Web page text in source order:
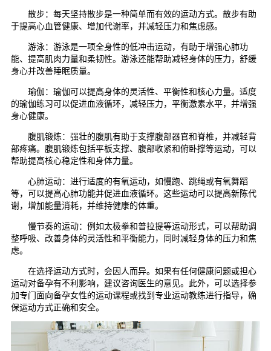
散步：每天坚持散步是一种简单而有效的运动方式。散步有助
于提高心血管健康、增加代谢率，并减轻压力和焦虑感。
游泳：游泳是一项全身性的低冲击运动，有助于增强心肺功
能、提高肌肉力量和柔韧性。游泳还能帮助减轻身体的压力，舒缓
身心并改善睡眠质量。
瑜伽：瑜伽可以提高身体的灵活性、平衡性和核心力量。适度
的瑜伽练习可以促进血液循环，减轻压力，平衡激素水平，并增强
身心健康。
腹肌锻炼：强壮的腹肌有助于支撑腹部器官和脊椎，并减轻背
部疼痛。腹肌锻炼包括平板支撑、腹部收紧和俯卧撑等运动，可以
帮助提高核心稳定性和身体力量。
心肺运动：进行适度的有氧运动，如慢跑、跳绳或有氧舞蹈
等，可以提高心肺功能并促进血液循环。这些运动可以提高新陈代
谢，增加能量消耗，并维持健康的体重。
慢节奏的运动：例如太极拳和普拉提等运动形式，可以帮助调
整呼吸、改善身体的灵活性和平衡能力，同时减轻身体的压力和焦
虑。
在选择运动方式时，会因人而异。如果有任何健康问题或担心
运动对备孕有不利影响，建议咨询医生的意见。此外，可以选择参
加专门面向备孕女性的运动课程或找到专业运动教练进行指导，确
保运动方式正确和安全。